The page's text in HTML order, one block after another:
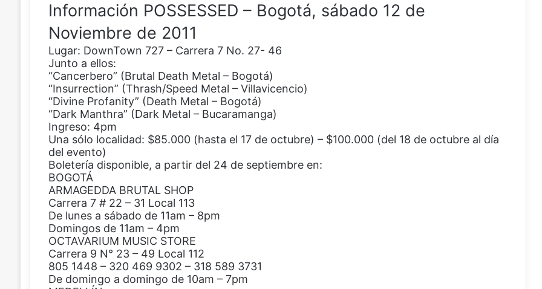
Información POSSESSED – Bogotá, sábado 12 de
Noviembre de 2011
Lugar: DownTown 727 – Carrera 7 No. 27- 46
Junto a ellos:
“Cancerbero” (Brutal Death Metal – Bogotá)
“Insurrection” (Thrash/Speed Metal – Villavicencio)
“Divine Profanity” (Death Metal – Bogotá)
“Dark Manthra” (Dark Metal – Bucaramanga)
Ingreso: 4pm
Una sólo localidad: $85.000 (hasta el 17 de octubre) – $100.000 (del 18 de octubre al día
del evento)
Boletería disponible, a partir del 24 de septiembre en:
BOGOTÁ
ARMAGEDDA BRUTAL SHOP
Carrera 7 # 22 – 31 Local 113
De lunes a sábado de 11am – 8pm
Domingos de 11am – 4pm
OCTAVARIUM MUSIC STORE
Carrera 9 N° 23 – 49 Local 112
805 1448 – 320 469 9302 – 318 589 3731
De domingo a domingo de 10am – 7pm